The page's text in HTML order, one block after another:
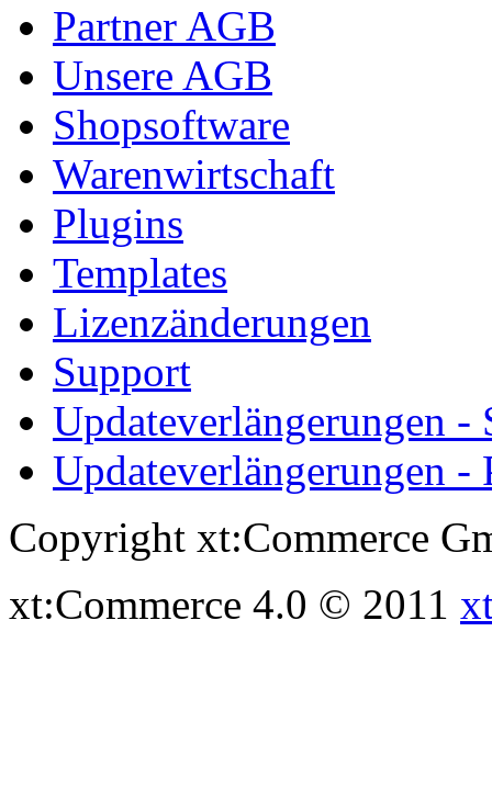
Partner AGB
Unsere AGB
Shopsoftware
Warenwirtschaft
Plugins
Templates
Lizenzänderungen
Support
Updateverlängerungen -
Updateverlängerungen -
Copyright xt:Commerce
xt:Commerce 4.0 © 2011